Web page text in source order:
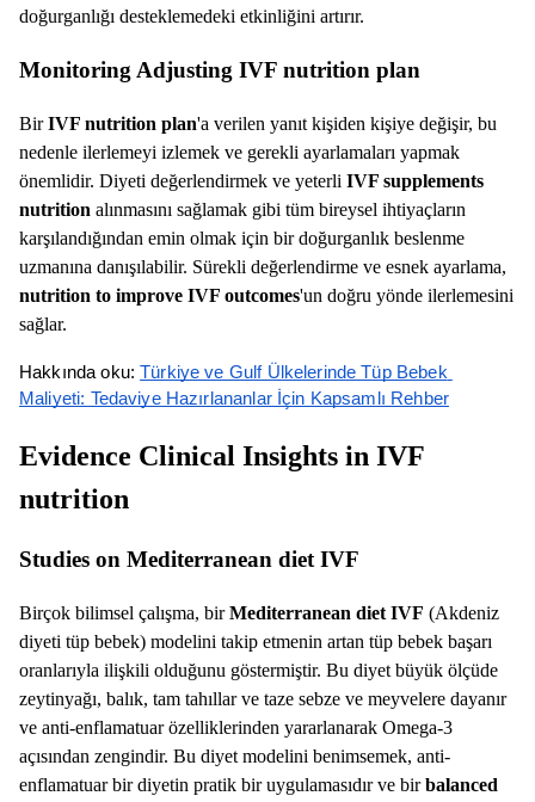
doğurganlığı desteklemedeki etkinliğini artırır.
Monitoring Adjusting IVF nutrition plan
BirIVF nutrition plan'a verilen yanıt kişiden kişiye değişir, bu
nedenle ilerlemeyi izlemek ve gerekli ayarlamaları yapmak
önemlidir. Diyeti değerlendirmek ve yeterli IVF supplements
nutrition alınmasını sağlamak gibi tüm bireysel ihtiyaçların
karşılandığından emin olmak için bir doğurganlık beslenme
uzmanına danışılabilir. Sürekli değerlendirme ve esnek ayarlama,
nutrition to improve IVF outcomes'un doğru yönde ilerlemesini
sağlar.
Hakkında oku: Türkiye ve Gulf Ülkelerinde Tüp Bebek
Maliyeti: Tedaviye Hazırlananlar İçin Kapsamlı Rehber
Evidence Clinical Insights in IVF
nutrition
Studies on Mediterranean diet IVF
Birçok bilimsel çalışma, birMediterranean diet IVF (Akdeniz
diyeti tüp bebek) modelini takip etmenin artan tüp bebek başarı
oranlarıyla ilişkili olduğunu göstermiştir. Bu diyet büyük ölçüde
zeytinyağı, balık, tam tahıllar ve taze sebze ve meyvelere dayanır
ve anti-enflamatuar özelliklerinden yararlanarak Omega-3
açısından zengindir. Bu diyet modelini benimsemek, anti-
enflamatuar bir diyetin pratik bir uygulamasıdır ve birbalanced